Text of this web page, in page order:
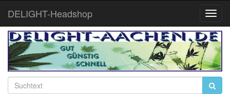
Toggle
DELIGHT-Headshop